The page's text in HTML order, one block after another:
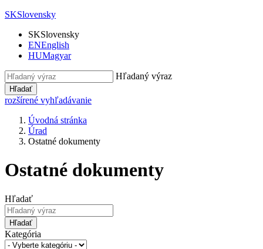
SKSlovensky
SKSlovensky
ENEnglish
HUMagyar
Hľadaný výraz
Hľadať
rozšírené vyhľadávanie
Úvodná stránka
Úrad
Ostatné dokumenty
Ostatné dokumenty
Hľadať
Hľadať
Kategória